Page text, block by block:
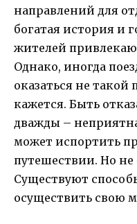
направлений для
богатая история и
жителей
Однако, иногда
оказаться не
кажется. Быть
дважды –
может испортить
путешествии. Но не
Существуют
осуществить свою